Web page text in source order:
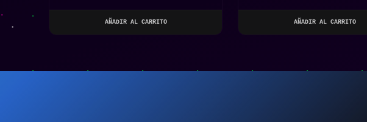
AÑADIR AL CARRITO AÑADIR AL CARRITO